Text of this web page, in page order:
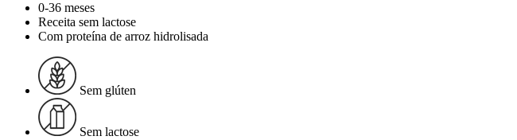
0-36 meses
Receita sem lactose
Com proteína de arroz hidrolisada
Sem glúten
Sem lactose